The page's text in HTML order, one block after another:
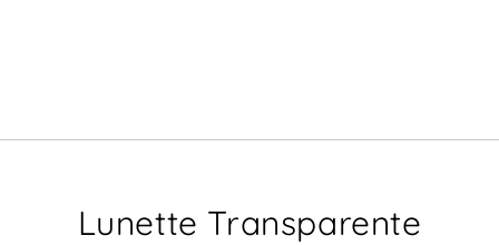
Lunette Transparente